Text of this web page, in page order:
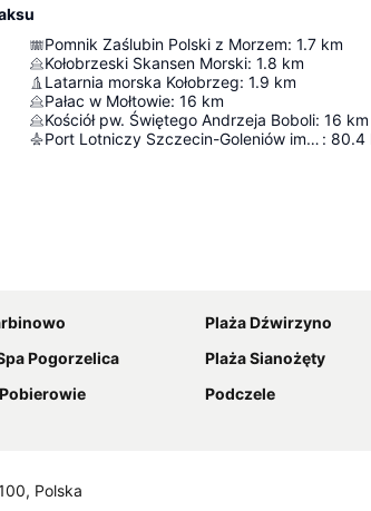
Pomnik Zaślubin Polski z Morzem: 1.7 km
Kołobrzeski Skansen Morski: 1.8 km
Latarnia morska Kołobrzeg: 1.9 km
Pałac w Mołtowie: 16 km
Kościół pw. Świętego Andrzeja Boboli: 16 km
Port Lotniczy Szczecin-Goleniów im. NSZZ "Solidarność" : 80.4
Plaża Dźwirzyno
Pogorzelica Plaża Sianożęty
Podczele
Polska